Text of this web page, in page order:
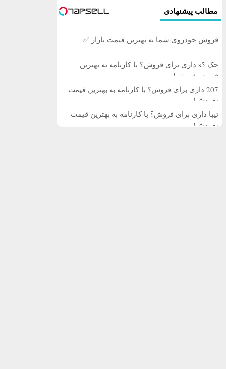
مطالب پیشنهادی
فروش خودروی شما به بهترین قیمت بازار ✅
جک s5 داری برای فروش؟ با کارنامه به بهترین
قیمت بفروش!
207 داری برای فروش؟ با کارنامه به بهترین قیمت
بفروش!
تیبا داری برای فروش؟ با کارنامه به بهترین قیمت
بفروش!